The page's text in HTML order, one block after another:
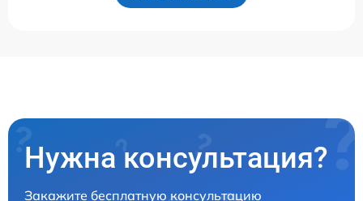
Нужна консультация?
Закажите бесплатную консультацию